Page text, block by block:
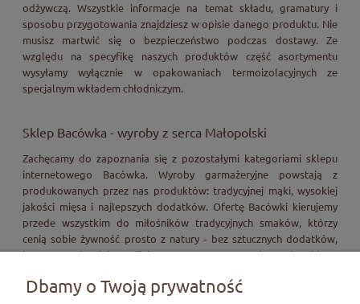
odżywczą. Wszystkie informacje na temat składu, gramatury i
sposobu przygotowania znajdziesz w opisie danego produktu. Nie
musisz martwić się o bezpieczeństwo podczas dostawy. Ze
względu na specyfikę naszych produktów część asortymentu
wysyłamy wyłącznie w opakowaniach termoizolacyjnych ze
specjalnym wkładem chłodniczym.
Sklep Bacówka - wyroby z serca Małopolski
Zachęcamy do zapoznania się z pozostałymi kategoriami sklepu
internetowego Bacówka. Wyroby garmażeryjne powstają z
produkowanych przez nas produktów: tradycyjnej mąki, wysokiej
jakości mięsa i najlepszych dodatków. Ofertę Bacówki kierujemy
przede wszystkim do miłośników tradycyjnych smaków, którzy
cenią sobie żywność prosto z natury - bez sztucznych dodatków,
konserwantów i barwników. Zapraszamy na zakupy do sklepu
zlokalizowanych w południowej i centralnej Polsce.
Dbamy o Twoją prywatność